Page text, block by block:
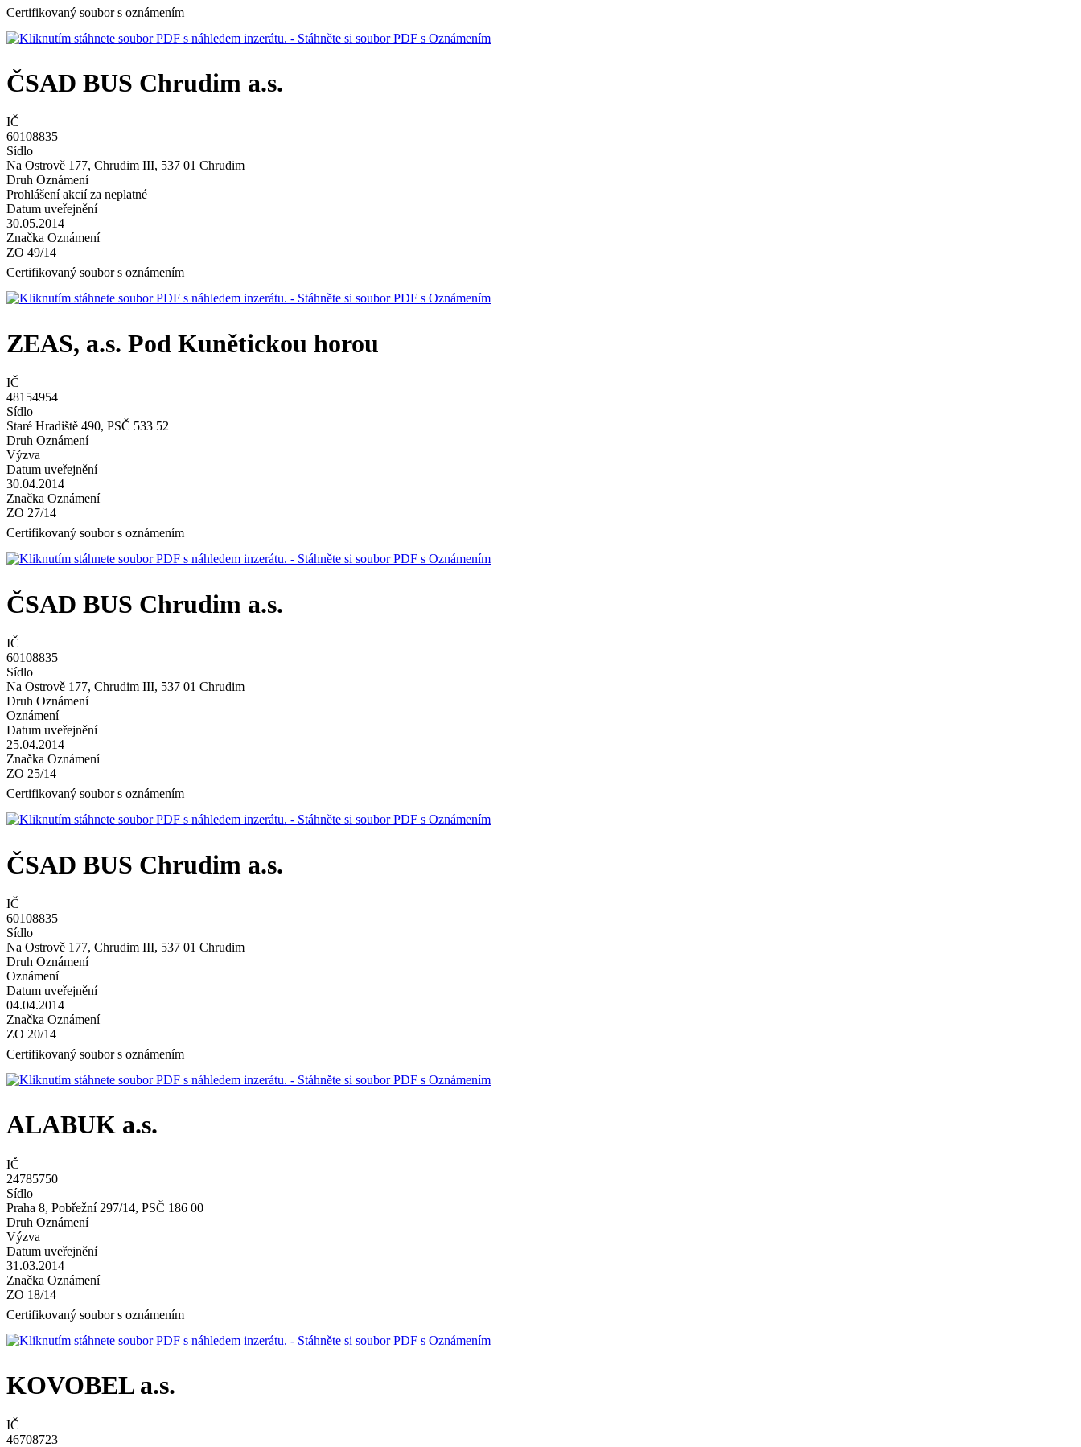
Certifikovaný soubor s oznámením
- Stáhněte si soubor PDF s Oznámením
ČSAD BUS Chrudim a.s.
IČ
60108835
Sídlo
Na Ostrově 177, Chrudim III, 537 01 Chrudim
Druh Oznámení
Prohlášení akcií za neplatné
Datum uveřejnění
30.05.2014
Značka Oznámení
ZO 49/14
Certifikovaný soubor s oznámením
- Stáhněte si soubor PDF s Oznámením
ZEAS, a.s. Pod Kunětickou horou
IČ
48154954
Sídlo
Staré Hradiště 490, PSČ 533 52
Druh Oznámení
Výzva
Datum uveřejnění
30.04.2014
Značka Oznámení
ZO 27/14
Certifikovaný soubor s oznámením
- Stáhněte si soubor PDF s Oznámením
ČSAD BUS Chrudim a.s.
IČ
60108835
Sídlo
Na Ostrově 177, Chrudim III, 537 01 Chrudim
Druh Oznámení
Oznámení
Datum uveřejnění
25.04.2014
Značka Oznámení
ZO 25/14
Certifikovaný soubor s oznámením
- Stáhněte si soubor PDF s Oznámením
ČSAD BUS Chrudim a.s.
IČ
60108835
Sídlo
Na Ostrově 177, Chrudim III, 537 01 Chrudim
Druh Oznámení
Oznámení
Datum uveřejnění
04.04.2014
Značka Oznámení
ZO 20/14
Certifikovaný soubor s oznámením
- Stáhněte si soubor PDF s Oznámením
ALABUK a.s.
IČ
24785750
Sídlo
Praha 8, Pobřežní 297/14, PSČ 186 00
Druh Oznámení
Výzva
Datum uveřejnění
31.03.2014
Značka Oznámení
ZO 18/14
Certifikovaný soubor s oznámením
- Stáhněte si soubor PDF s Oznámením
KOVOBEL a.s.
IČ
46708723